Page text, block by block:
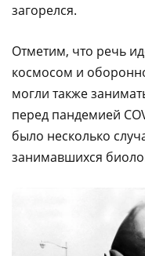
загорелся.
Отметим, что речь
космосом и
могли также
перед пандемией
было несколько
занимавшихся